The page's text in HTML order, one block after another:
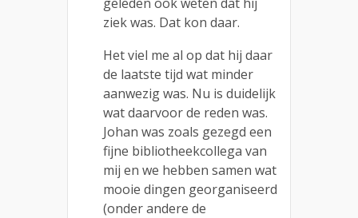
ziek was. Dat kon daar.
Het viel me al op dat hij daar
de laatste tijd wat minder
aanwezig was. Nu is duidelijk
wat daarvoor de reden was.
Johan was zoals gezegd een
fijne bibliotheekcollega van
mij en we hebben samen wat
mooie dingen georganiseerd
(onder andere de